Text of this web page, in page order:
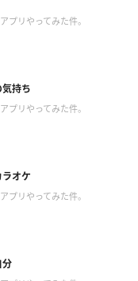
プリやってみた件。
気持ち
プリやってみた件。
ラオケ
プリやってみた件。
分